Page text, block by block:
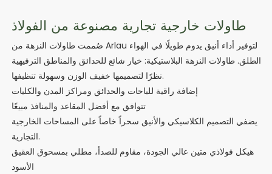
طاولات خارجية تجارية مصنوعة من الفولاذ
صُممت طاولات النزهة من Arlau لتوفير أداء أنيق يدوم طويلًا في الهواء
الطلق. طاولات النزهة البلاستيكية: خيار شائع للحدائق والمناطق الترفيهية
نظرًا لتصميمها خفيف الوزن وسهولة تنظيفها.
إضافة راقية للباحات والحدائق ومراكز المدن والكليات
تتوافق مع أفضل المقاعد والمنافذ مبيعًا
يضفي التصميم الكلاسيكي والأنيق سحراً خاصاً على المساحات الخارجية
التجارية.
هيكل فولاذي متين عالي الجودة، مقاوم للصدأ، مطلي بمسحوق العقيق
الأسود